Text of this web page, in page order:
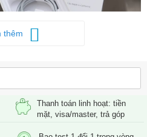
đcho phiên bản 64GB cũ like
X cũ năm 2024
thêm
Thanh toán linh hoạt: tiền
mặt, visa/master, trả góp